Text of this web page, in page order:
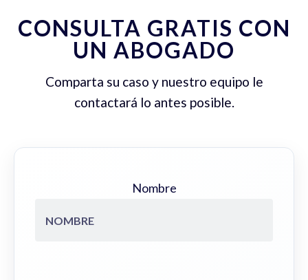
CONSULTA GRATIS CON
UN ABOGADO
Comparta su caso y nuestro equipo le
contactará lo antes posible.
Nombre